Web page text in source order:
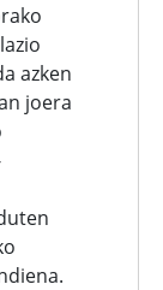
azken
joera